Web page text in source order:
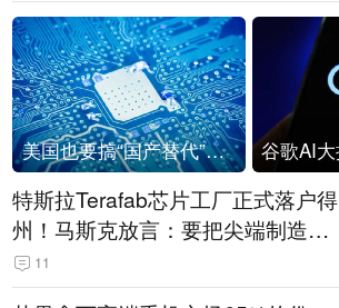
美国也要搞“国产替代”？先算清三笔账
特斯拉Terafab芯片工厂正式落户得
州！马斯克放言：要把尖端制造带
回美国
11